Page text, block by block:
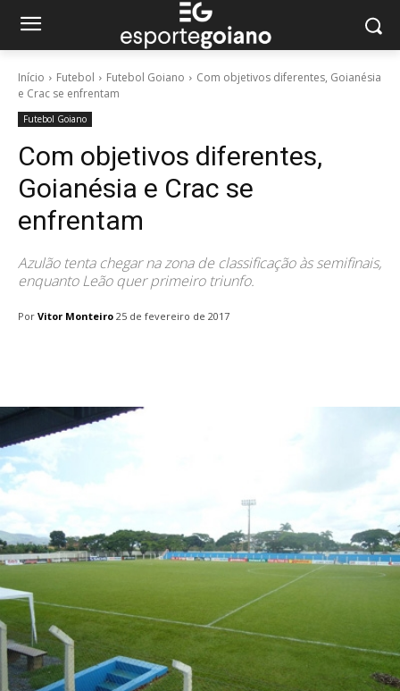
Início Futebol Futebol Goiano
Com objetivos diferentes, Goianésia
e Crac se enfrentam
Futebol Goiano
Com objetivos diferentes,
Goianésia e Crac se
enfrentam
Azulão tenta chegar na zona de classificação às semifinais,
enquanto Leão quer primeiro triunfo.
Por Vitor Monteiro 25 de fevereiro de 2017